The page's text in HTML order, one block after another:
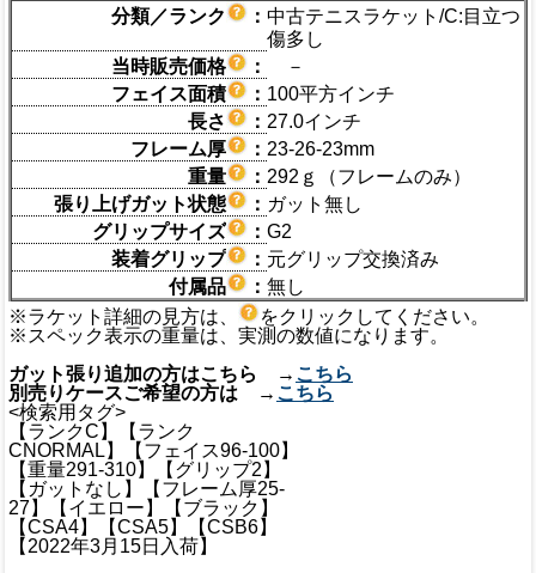
分類／ランク
： 中古テニスラケット/C:目立つ
傷多し
当時販売価格
：
－
フェイス面積
： 100平方インチ
長さ
： 27.0インチ
フレーム厚
： 23-26-23mm
重量
： 292ｇ（フレームのみ）
張り上げガット状態
： ガット無し
グリップサイズ
： G2
装着グリップ
： 元グリップ交換済み
付属品
： 無し
※ラケット詳細の見方は、
をクリックしてください。
※スペック表示の重量は、実測の数値になります。
ガット張り追加の方はこちら → こちら
別売りケースご希望の方は → こちら
<検索用タグ>
【ランクC】【ランク
CNORMAL】【フェイス96-100】
【重量291-310】【グリップ2】
【ガットなし】【フレーム厚25-
27】【イエロー】【ブラック】
【CSA4】【CSA5】【CSB6】
【2022年3月15日入荷】